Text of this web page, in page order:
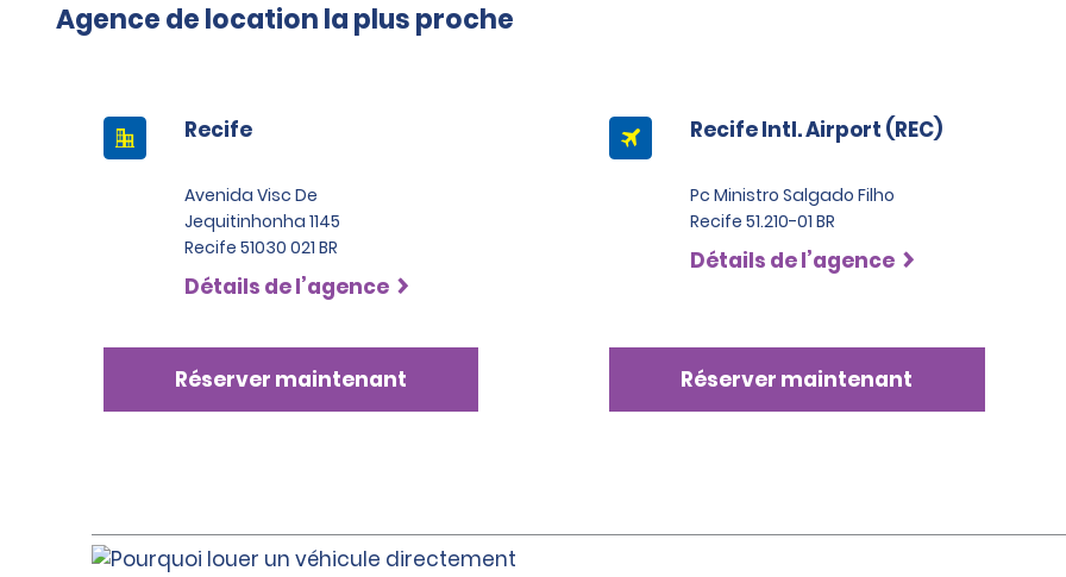
Agence de location la plus proche
Recife
Avenida Visc De
Jequitinhonha 1145
Recife 51030 021 BR
Détails de l’agence
Réserver maintenant
Recife Intl. Airport (REC)
Pc Ministro Salgado Filho
Recife 51.210-01 BR
Détails de l’agence
Réserver maintenant